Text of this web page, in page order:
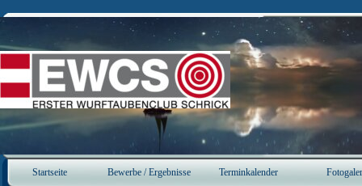
Startseite Bewerbe / Ergebnisse ▼
Terminkalender ▼